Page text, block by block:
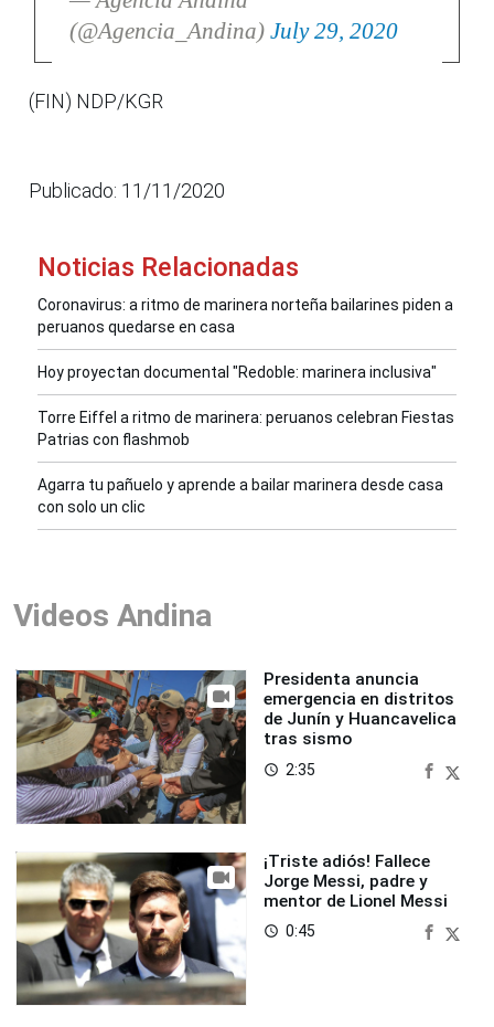
(@Agencia_Andina) July 29, 2020
(FIN) NDP/KGR
Publicado: 11/11/2020
Noticias Relacionadas
Coronavirus: a ritmo de marinera norteña bailarines piden a
peruanos quedarse en casa
Hoy proyectan documental "Redoble: marinera inclusiva"
Torre Eiffel a ritmo de marinera: peruanos celebran Fiestas
Patrias con flashmob
Agarra tu pañuelo y aprende a bailar marinera desde casa
con solo un clic
Videos Andina
Presidenta anuncia
emergencia en distritos
de Junín y Huancavelica
tras sismo
access_time 2:35
¡Triste adiós! Fallece
Jorge Messi, padre y
mentor de Lionel Messi
access_time 0:45